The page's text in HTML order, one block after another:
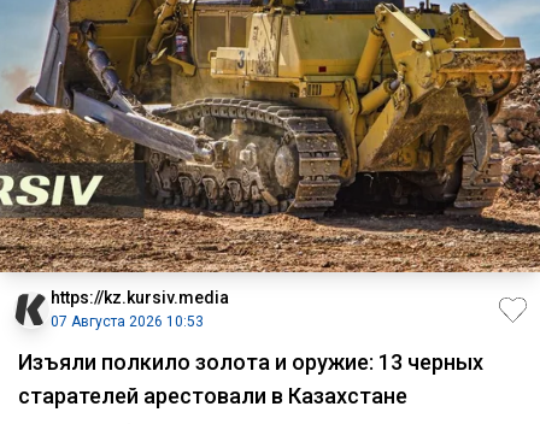
https://kz.kursiv.media
07 Августа 2026 10:53
Изъяли полкило золота и оружие: 13 черных
старателей арестовали в Казахстане